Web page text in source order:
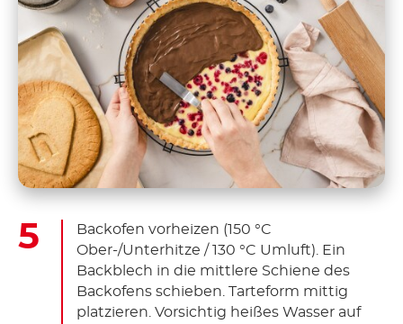
Backofen vorheizen (150 °C
Ober-/Unterhitze / 130 °C Umluft). Ein
Backblech in die mittlere Schiene des
Backofens schieben. Tarteform mittig
platzieren. Vorsichtig heißes Wasser auf